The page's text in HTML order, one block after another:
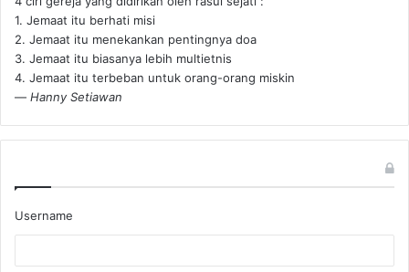
1. Jemaat itu berhati misi
2. Jemaat itu menekankan pentingnya doa
3. Jemaat itu biasanya lebih multietnis
4. Jemaat itu terbeban untuk orang-orang miskin
— Hanny Setiawan
Username